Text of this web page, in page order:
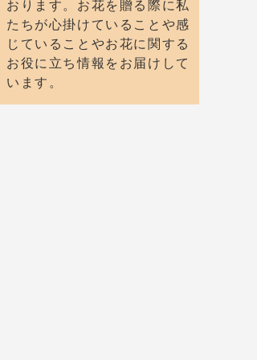
おります。お花を贈る際に私
たちが心掛けていることや感
じていることやお花に関する
お役に立ち情報をお届けして
います。